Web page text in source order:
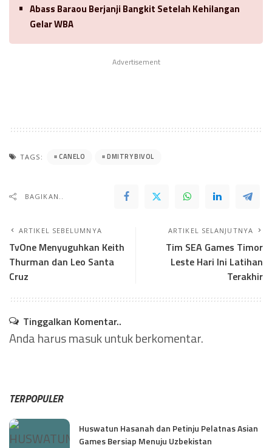
Abass Baraou Berjanji Bangkit Setelah Kehilangan
Gelar WBA
Advertisement
TAGS: CANELO DMITRY BIVOL
BAGIKAN..
ARTIKEL SEBELUMNYA
TvOne Menyuguhkan Keith
Thurman dan Leo Santa
Cruz
ARTIKEL SELANJUTNYA
Tim SEA Games Timor
Leste Hari Ini Latihan
Terakhir
Tinggalkan Komentar..
Anda harusmasukuntuk berkomentar.
TERPOPULER
Huswatun Hasanah dan Petinju Pelatnas Asian
Games Bersiap Menuju Uzbekistan